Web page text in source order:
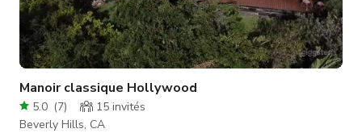
Manoir classique Hollywood
5.0 (7) 15 invités
Beverly Hills, CA